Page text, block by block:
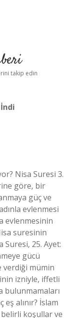
takip edin
Nisa Suresi 3.
göre, bir
güç ve
evlenmesi
evlenmesinin
suresinin
25. Ayet:
gücü
verdiği mümin
izniyle, iffetli
bulunmamaları
alınır? İslam
koşullar ve